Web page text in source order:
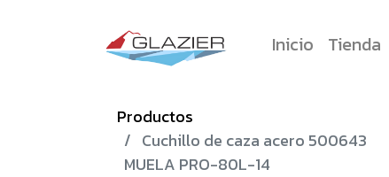
Inicio Tienda
Productos
Cuchillo de caza acero 500643
MUELA PRO-80L-14